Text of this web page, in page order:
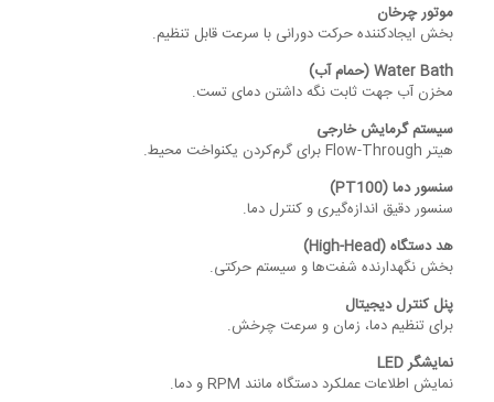
موتور چرخان
بخش ایجادکننده حرکت دورانی با سرعت قابل تنظیم.
Water Bath (حمام آب)
مخزن آب جهت ثابت نگه داشتن دمای تست.
سیستم گرمایش خارجی
هیتر Flow-Through برای گرم‌کردن یکنواخت محیط.
سنسور دما (PT100)
سنسور دقیق اندازه‌گیری و کنترل دما.
هد دستگاه (High-Head)
بخش نگهدارنده شفت‌ها و سیستم حرکتی.
پنل کنترل دیجیتال
برای تنظیم دما، زمان و سرعت چرخش.
نمایشگر LED
نمایش اطلاعات عملکرد دستگاه مانند RPM و دما.